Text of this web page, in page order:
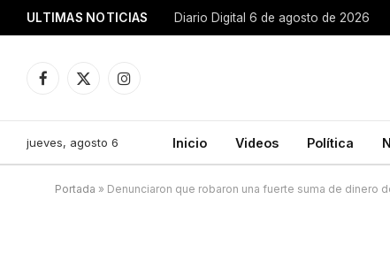
ULTIMAS NOTICIAS Diario Digital 6 de agosto de 2026
Facebook
X
Instagram
jueves, agosto 6 Inicio Videos Política
Portada » Denunciaron que robaron una fuerte suma de dinero